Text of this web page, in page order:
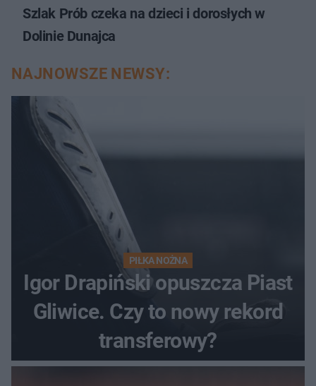
Szlak Prób czeka na dzieci i dorosłych w
Dolinie Dunajca
NAJNOWSZE NEWSY:
PIŁKA NOŻNA
Igor Drapiński opuszcza Piast
Gliwice. Czy to nowy rekord
transferowy?